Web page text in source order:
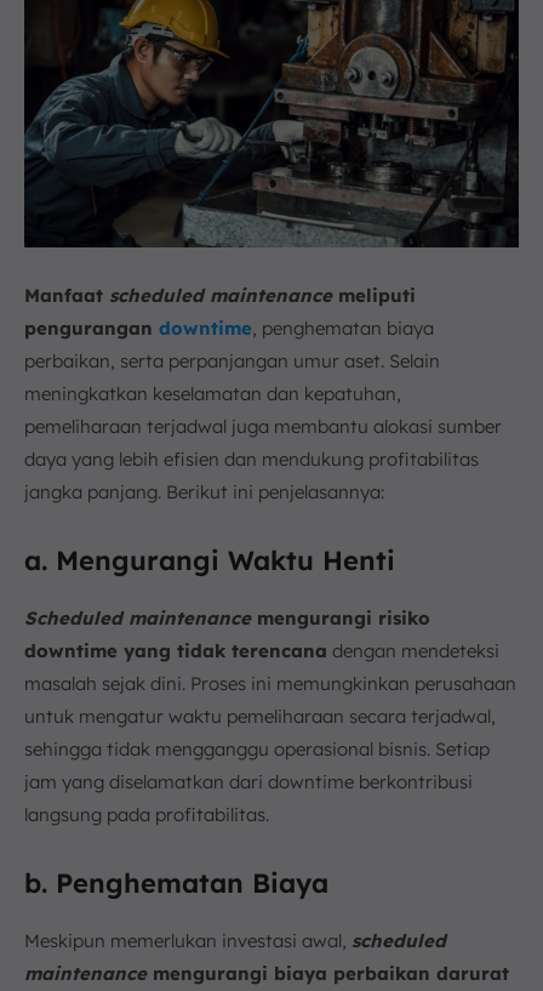
Manfaat scheduled maintenancemeliputi
pengurangan downtime , penghematan biaya
perbaikan, serta perpanjangan umur aset. Selain
meningkatkan keselamatan dan kepatuhan,
pemeliharaan terjadwal juga membantu alokasi sumber
daya yang lebih efisien dan mendukung profitabilitas
jangka panjang. Berikut ini penjelasannya:
a. Mengurangi Waktu Henti
Scheduled maintenancemengurangi risiko
downtime yang tidak terencana dengan mendeteksi
masalah sejak dini. Proses ini memungkinkan perusahaan
untuk mengatur waktu pemeliharaan secara terjadwal,
sehingga tidak mengganggu operasional bisnis. Setiap
jam yang diselamatkan dari downtime berkontribusi
langsung pada profitabilitas.
b. Penghematan Biaya
Meskipun memerlukan investasi awal, scheduled
maintenancemengurangi biaya perbaikan darurat